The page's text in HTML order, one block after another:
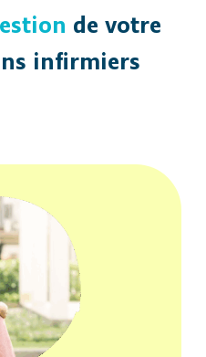
de votre
infirmiers